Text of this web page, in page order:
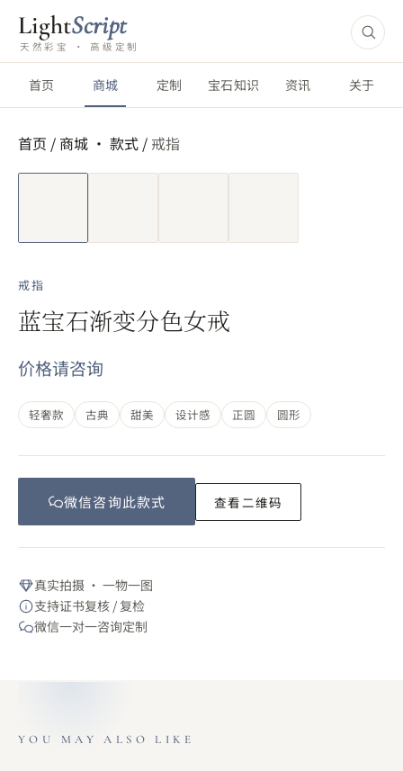
LightScript
天然彩宝 · 高级定制
首页 商城 定制 宝石知识 资讯 关于
首页 / 商城 · 款式 / 戒指
短视频
戒指
蓝宝石渐变分色女戒
价格请咨询
轻奢款 古典 甜美 设计感 正圆 圆形
微信咨询此款式 查看二维码
真实拍摄 · 一物一图
支持证书复核 / 复检
微信一对一咨询定制
YOU MAY ALSO LIKE